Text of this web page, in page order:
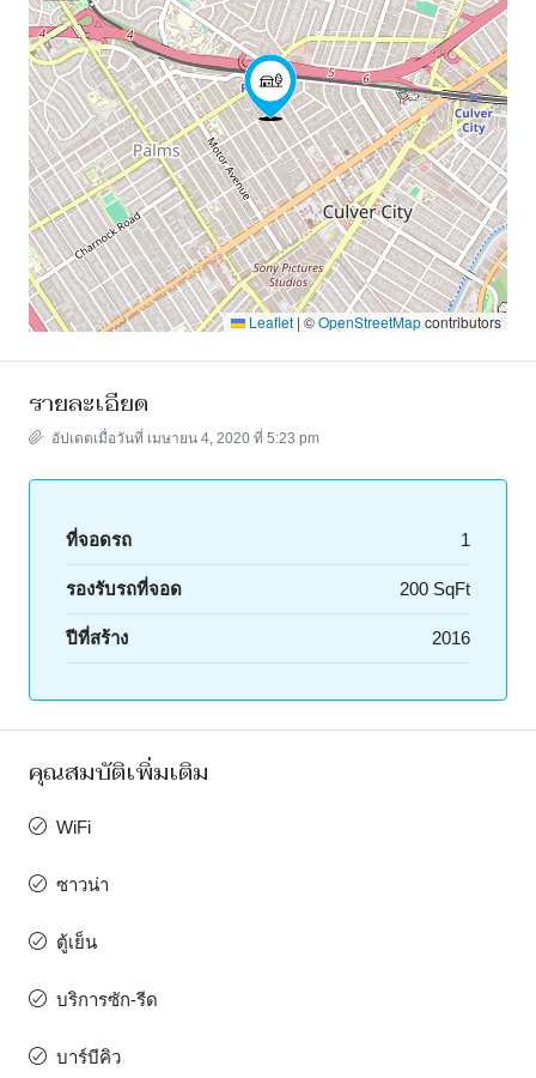
Leaflet|©OpenStreetMapcontributors
รายละเอียด
อัปเดตเมื่อวันที่ เมษายน 4, 2020 ที่ 5:23 pm
ที่จอดรถ 1
รองรับรถที่จอด 200 SqFt
ปีที่สร้าง 2016
คุณสมบัติเพิ่มเติม
WiFi
ซาวน่า
ตู้เย็น
บริการซัก-รีด
บาร์บีคิว